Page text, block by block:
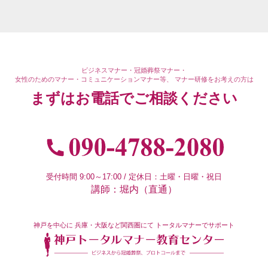
ビジネスマナー・冠婚葬祭マナー・
女性のためのマナー・コミュニケーションマナー等、
マナー研修をお考えの方は
まずはお電話でご相談ください
神戸を中心に 兵庫・大阪など関西圏にて トータルマナーでサポート
受付時間 9:00～17:00 / 定休日：土曜・日曜・祝日
講師：堀内（直通）